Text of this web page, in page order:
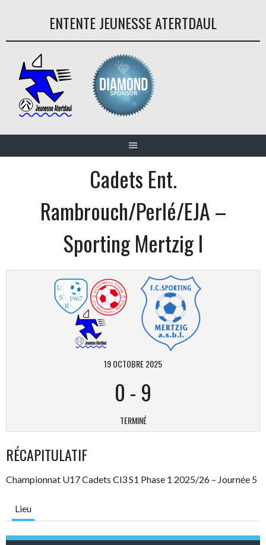
ENTENTE JEUNESSE ATERTDAUL
Cadets Ent.
Rambrouch/Perlé/EJA –
Sporting Mertzig I
19 OCTOBRE 2025
0 - 9
TERMINÉ
RÉCAPITULATIF
Championnat U17 Cadets Cl3 S1 Phase 1 2025/26 – Journée 5
Lieu